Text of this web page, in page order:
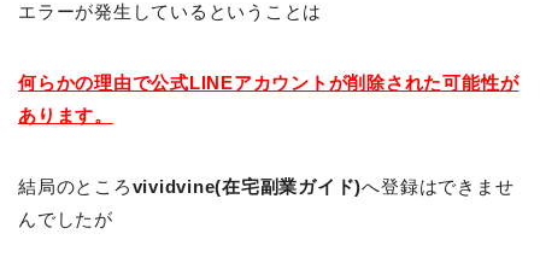
エラーが発生しているということは
何らかの理由で公式LINEアカウントが削除された可能性が
あります。
結局のところvividvine(在宅副業ガイド)へ登録はできませ
んでしたが